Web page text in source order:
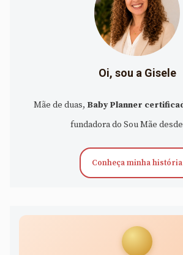
Oi, sou a Gisele
Mãe de duas, Baby Planner
fundadora do Sou Mãe desde
Conheça minha história